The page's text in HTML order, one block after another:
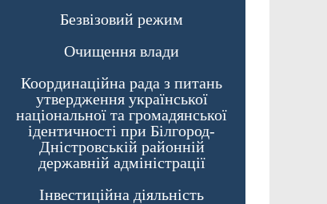
Безвізовий режим
Очищення влади
Координаційна рада з питань
утвердження української
національної та громадянської
ідентичності при Білгород-
Дністровській районній
державній адміністрації
Інвестиційна діяльність